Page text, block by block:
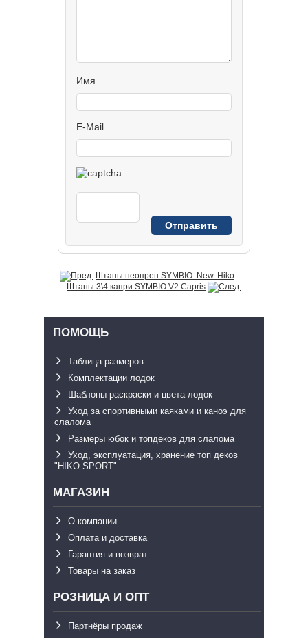
Имя
E-Mail
Штаны неопрен SYMBIO. New. Hiko
Штаны 3\4 капри SYMBIO V2 Capris
ПОМОЩЬ
Таблица размеров
Комплектации лодок
Шаблоны раскраски и цвета лодок
Уход за спортивными каяками и каноэ для
слалома
Размеры юбок и топдеков для слалома
Уход, эксплуатация, хранение топ деков
"HIKO SPORT"
МАГАЗИН
О компании
Оплата и доставка
Гарантия и возврат
Товары на заказ
РОЗНИЦА И ОПТ
Партнёры продаж